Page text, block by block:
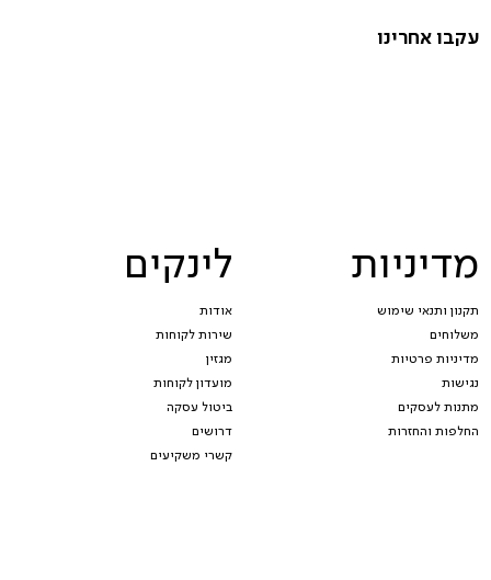
מדיניות
תקנון ותנאי שימוש
משלוחים
מדיניות פרטיות
נגישות
מתנות לעסקים
החלפות והחזרות
לינקים
אודות
שירות לקוחות
מגזין
מועדון לקוחות
ביטול עסקה
דרושים
קשרי משקיעים
עקבו אחרינו